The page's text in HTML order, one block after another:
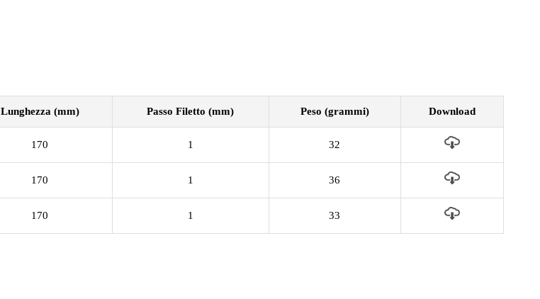
Lunghezza (mm) Passo Filetto (mm) Peso (grammi) Download
170 1 32
170 1 36
170 1 33